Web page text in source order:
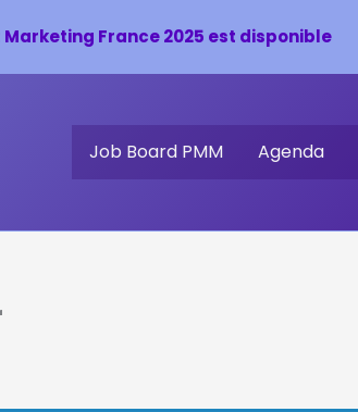
Job Board PMM Agenda
France 2025 est disponible